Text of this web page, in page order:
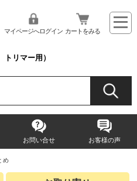
リマー用）
マイページへログイン カートをみる
お問い合せ お客様の声
め